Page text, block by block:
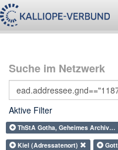
Suche im Netzwerk
Aktive Filter
ThStA Gotha, Geheimes Archiv…
Kiel (Adressatenort)